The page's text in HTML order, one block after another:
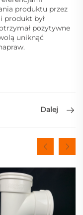
produktu przez
produkt był
pozytywne
uniknąć
Dalej